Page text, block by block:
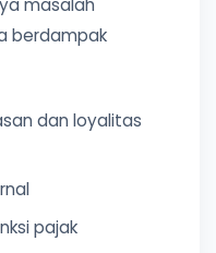
masalah
berdampak
dan loyalitas
pajak